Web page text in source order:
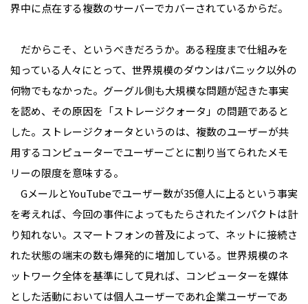
界中に点在する複数のサーバーでカバーされているからだ。
だからこそ、というべきだろうか。ある程度まで仕組みを
知っている人々にとって、世界規模のダウンはパニック以外の
何物でもなかった。グーグル側も大規模な問題が起きた事実
を認め、その原因を「ストレージクォータ」の問題であると
した。ストレージクォータというのは、複数のユーザーが共
用するコンピューターでユーザーごとに割り当てられたメモ
リーの限度を意味する。
GメールとYouTubeでユーザー数が35億人に上るという事実
を考えれば、今回の事件によってもたらされたインパクトは計
り知れない。スマートフォンの普及によって、ネットに接続さ
れた状態の端末の数も爆発的に増加している。世界規模のネ
ットワーク全体を基準にして見れば、コンピューターを媒体
とした活動においては個人ユーザーであれ企業ユーザーであ